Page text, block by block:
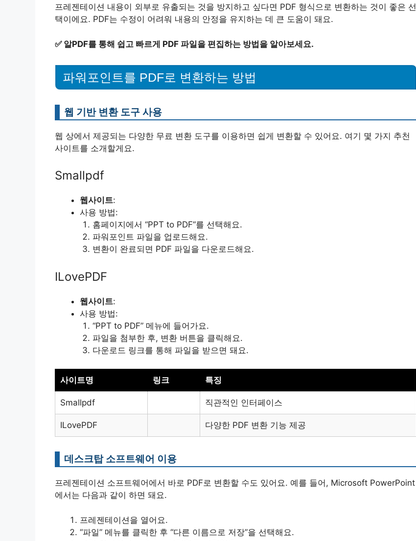
프레젠테이션 내용이 외부로 유출되는 것을 방지하고 싶다면 PDF 형식으로 변환하는 것이 좋은 선
택이에요. PDF는 수정이 어려워 내용의 안정을 유지하는 데 큰 도움이 돼요.
✅ 알PDF를 통해 쉽고 빠르게 PDF 파일을 편집하는 방법을 알아보세요.
파워포인트를 PDF로 변환하는 방법
웹 기반 변환 도구 사용
웹 상에서 제공되는 다양한 무료 변환 도구를 이용하면 쉽게 변환할 수 있어요. 여기 몇 가지 추천
사이트를 소개할게요.
Smallpdf
웹사이트:
사용 방법:
홈페이지에서 “PPT to PDF”를 선택해요.
파워포인트 파일을 업로드해요.
변환이 완료되면 PDF 파일을 다운로드해요.
ILovePDF
웹사이트:
사용 방법:
“PPT to PDF” 메뉴에 들어가요.
파일을 첨부한 후, 변환 버튼을 클릭해요.
다운로드 링크를 통해 파일을 받으면 돼요.
사이트명 링크 특징
Smallpdf 직관적인 인터페이스
ILovePDF 다양한 PDF 변환 기능 제공
데스크탑 소프트웨어 이용
프레젠테이션 소프트웨어에서 바로 PDF로 변환할 수도 있어요. 예를 들어, Microsoft PowerPoint
에서는 다음과 같이 하면 돼요.
프레젠테이션을 열어요.
“파일” 메뉴를 클릭한 후 “다른 이름으로 저장”을 선택해요.